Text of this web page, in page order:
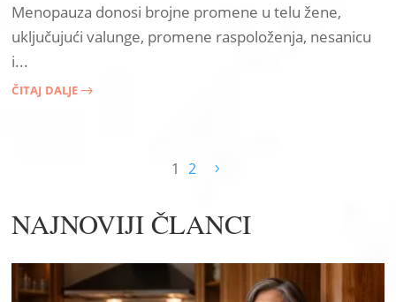
Menopauza donosi brojne promene u telu žene,
uključujući valunge, promene raspoloženja, nesanicu
i...
ČITAJ DALJE$
1 2
NAJNOVIJI ČLANCI